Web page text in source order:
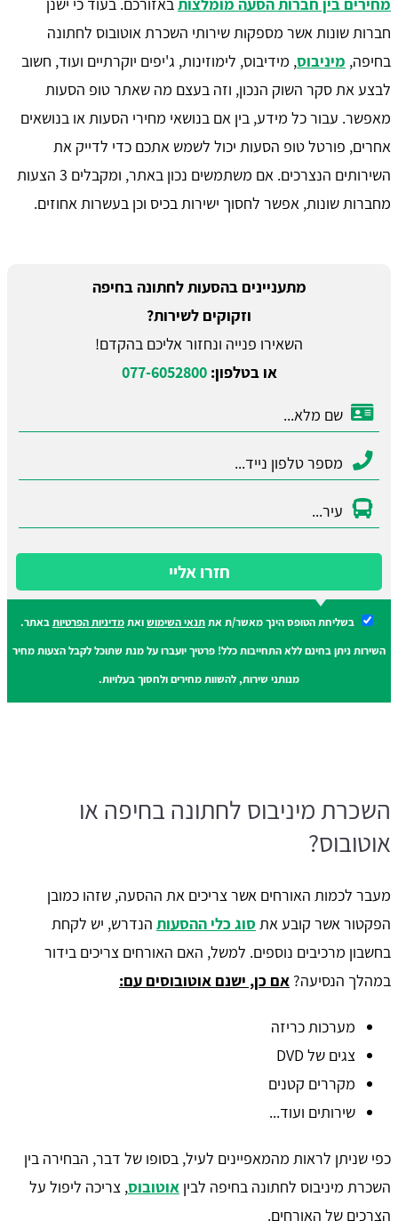
חברות שונות אשר מספקות שירותי השכרת אוטובוס לחתונה
בחיפה, מיניבוס, מידיבוס, לימוזינות, ג'יפים יוקרתיים ועוד, חשוב
לבצע את סקר השוק הנכון, וזה בעצם מה שאתר טופ הסעות
מאפשר. עבור כל מידע, בין אם בנושאי מחירי הסעות או בנושאים
אחרים, פורטל טופ הסעות יכול לשמש אתכם כדי לדייק את
השירותים הנצרכים. אם משתמשים נכון באתר, ומקבלים 3 הצעות
מחברות שונות, אפשר לחסוך ישירות בכיס וכן בעשרות אחוזים.
מתעניינים בהסעות לחתונה בחיפה
וזקוקים לשירות?
השאירו פנייה ונחזור אליכם בהקדם!
או בטלפון:077-6052800
חזרו אליי
בשליחת הטופס הינך מאשר/ת אתתנאי השימושואתמדיניות הפרטיותבאתר.
השירות ניתן בחינם ללא התחייבות כלל! פרטיך יועברו על מנת שתוכל לקבל הצעות מחיר
מנותני שירות, להשוות מחירים ולחסוך בעלויות.
השכרת מיניבוס לחתונה בחיפה או
אוטובוס?
מעבר לכמות האורחים אשר צריכים את ההסעה, שזהו כמובן
הפקטור אשר קובע את סוג כלי ההסעות הנדרש, יש לקחת
בחשבון מרכיבים נוספים. למשל, האם האורחים צריכים בידור
במהלך הנסיעה? אם כן, ישנם אוטובוסים עם:
מערכות כריזה
צגים של DVD
מקררים קטנים
שירותים ועוד...
כפי שניתן לראות מהמאפיינים לעיל, בסופו של דבר, הבחירה בין
השכרת מיניבוס לחתונה בחיפה לבין אוטובוס, צריכה ליפול על
הצרכים של האורחים.